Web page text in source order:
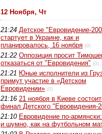
12 Ноября, Чт
21:24 Детское "Евровидение-
стартует в Украине, как и
планировалось, 16 ноября (0)
21:22 Оппозиция просит
отказаться от "Евровидения" (0)
21:21 Юные исполнители из
примут участие в «Детском
Евровидении» (0)
21:16 21 ноября в Киеве
финал Детского "Евровидения-
21:10 Евровидение по-
и шумно, как на футбольном